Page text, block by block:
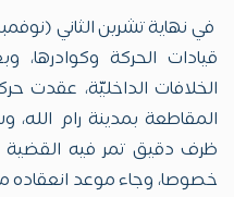
قيادات الحركة وكوادرها،
الخلافات الداخليّة، عقدت
المقاطعة بمدينة رام
ظرف دقيق تمر فيه القضية
خصوصا، وجاء موعد انعقاده